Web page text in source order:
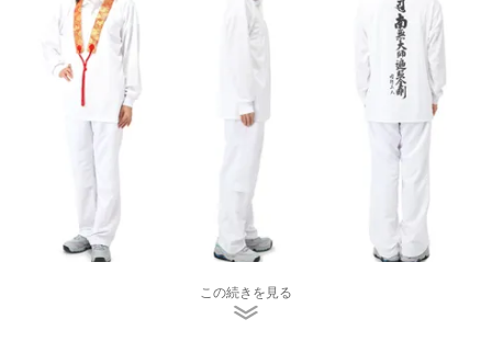
背中には「南無大師遍照金剛（なむだいしへんじょうこん
この続きを見る